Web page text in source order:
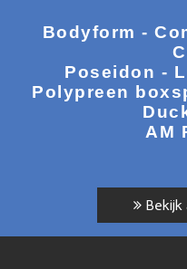
Bodyform -
Poseidon -
Polypreen
AM
Bekijk